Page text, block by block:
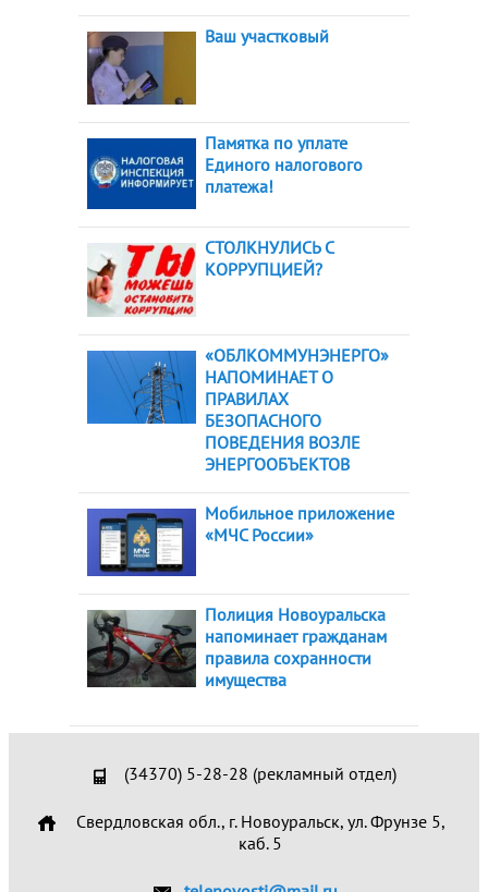
Ваш участковый
Памятка по уплате
Единого налогового
платежа!
СТОЛКНУЛИСЬ С
КОРРУПЦИЕЙ?
«ОБЛКОММУНЭНЕРГО»
НАПОМИНАЕТ О
ПРАВИЛАХ
БЕЗОПАСНОГО
ПОВЕДЕНИЯ ВОЗЛЕ
ЭНЕРГООБЪЕКТОВ
Мобильное приложение
«МЧС России»
Полиция Новоуральска
напоминает гражданам
правила сохранности
имущества
(34370) 5-28-28 (рекламный отдел)
Свердловская обл., г. Новоуральск, ул. Фрунзе 5,
каб. 5